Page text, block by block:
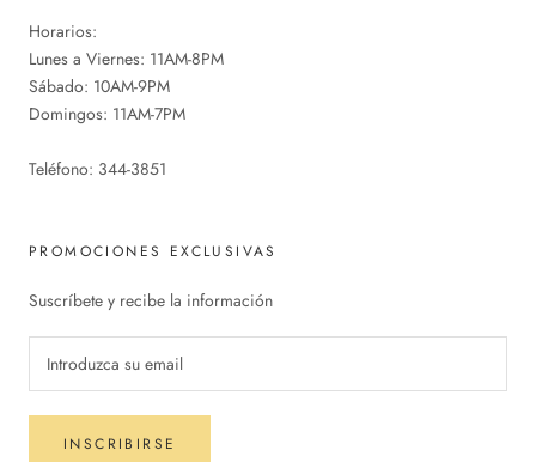
Horarios:
Lunes a Viernes: 11AM-8PM
Sábado: 10AM-9PM
Domingos: 11AM-7PM
Teléfono: 344-3851
PROMOCIONES EXCLUSIVAS
Suscríbete y recibe la información
INSCRIBIRSE